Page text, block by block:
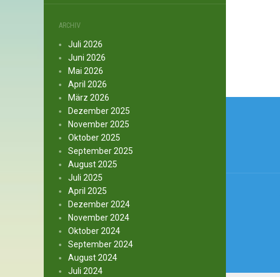
ARCHIV
Juli 2026
Juni 2026
Mai 2026
April 2026
März 2026
Dezember 2025
November 2025
Oktober 2025
September 2025
August 2025
Juli 2025
April 2025
Dezember 2024
November 2024
Oktober 2024
September 2024
August 2024
Juli 2024